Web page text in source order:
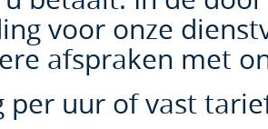
voor onze
afspraken met
per uur of vast